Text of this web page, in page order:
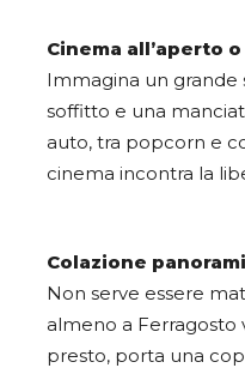
Cinema all’aperto
Immagina un
soffitto e una
auto, tra popcorn e
cinema incontra la
Colazione
Non serve essere
almeno a Ferragosto
presto, porta una